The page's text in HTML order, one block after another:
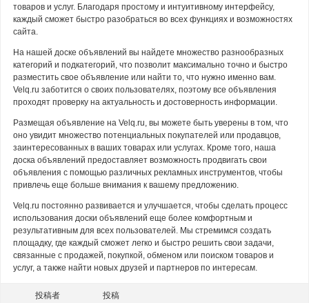
товаров и услуг. Благодаря простому и интуитивному интерфейсу,
каждый сможет быстро разобраться во всех функциях и возможностях
сайта.
На нашей доске объявлений вы найдете множество разнообразных
категорий и подкатегорий, что позволит максимально точно и быстро
разместить свое объявление или найти то, что нужно именно вам.
Velq.ru заботится о своих пользователях, поэтому все объявления
проходят проверку на актуальность и достоверность информации.
Размещая объявление на Velq.ru, вы можете быть уверены в том, что
оно увидит множество потенциальных покупателей или продавцов,
заинтересованных в ваших товарах или услугах. Кроме того, наша
доска объявлений предоставляет возможность продвигать свои
объявления с помощью различных рекламных инструментов, чтобы
привлечь еще больше внимания к вашему предложению.
Velq.ru постоянно развивается и улучшается, чтобы сделать процесс
использования доски объявлений еще более комфортным и
результативным для всех пользователей. Мы стремимся создать
площадку, где каждый сможет легко и быстро решить свои задачи,
связанные с продажей, покупкой, обменом или поиском товаров и
услуг, а также найти новых друзей и партнеров по интересам.
投稿者 投稿